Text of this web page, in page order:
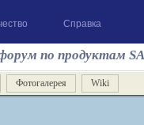
Справка
по продуктам
Фотогалерея Wiki